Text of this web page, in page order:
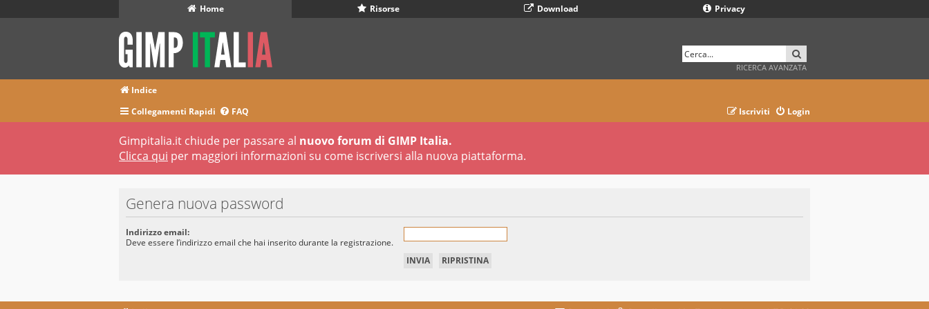
Home Risorse Download Privacy
RICERCA AVANZATA
Indice
Collegamenti Rapidi
FAQ Login
Iscriviti
Gimpitalia.it chiude per passare al nuovo forum di GIMP Italia.
Clicca qui per maggiori informazioni su come iscriversi alla nuova piattaforma.
Genera nuova password
Indirizzo email:
Deve essere l’indirizzo email che hai inserito durante la registrazione.